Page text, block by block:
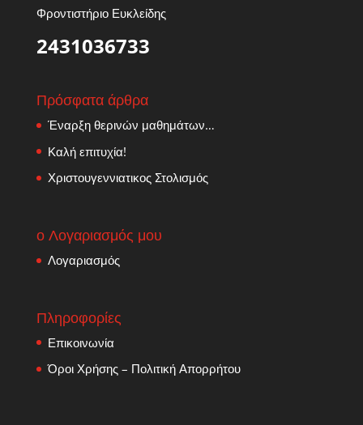
Φροντιστήριο Ευκλείδης
2431036733
Πρόσφατα άρθρα
Έναρξη θερινών μαθημάτων…
Καλή επιτυχία!
Χριστουγεννιατικος Στολισμός
ο Λογαριασμός μου
Λογαριασμός
Πληροφορίες
Επικοινωνία
Όροι Χρήσης – Πολιτική Απορρήτου